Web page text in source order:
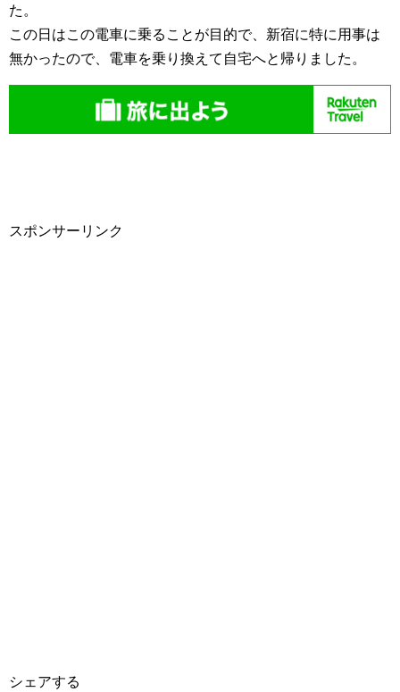
た。
この日はこの電車に乗ることが目的で、新宿に特に用事は
無かったので、電車を乗り換えて自宅へと帰りました。
スポンサーリンク
シェアする